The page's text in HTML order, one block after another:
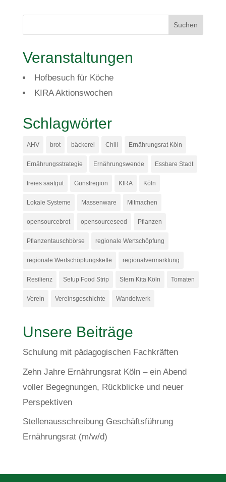
Veranstaltungen
Hofbesuch für Köche
KIRA Aktionswochen
Schlagwörter
AHV brot bäckerei Chili Ernährungsrat Köln
Ernährungsstrategie Ernährungswende Essbare Stadt
freies saatgut Gunstregion KIRA Köln
Lokale Systeme Massenware Mitmachen
opensourcebrot opensourceseed Pflanzen
Pflanzentauschbörse regionale Wertschöpfung
regionale Wertschöpfungskette regionalvermarktung
Resilienz Setup Food Strip Stern Kita Köln Tomaten
Verein Vereinsgeschichte Wandelwerk
Unsere Beiträge
Schulung mit pädagogischen Fachkräften
Zehn Jahre Ernährungsrat Köln – ein Abend
voller Begegnungen, Rückblicke und neuer
Perspektiven
Stellenausschreibung Geschäftsführung
Ernährungsrat (m/w/d)